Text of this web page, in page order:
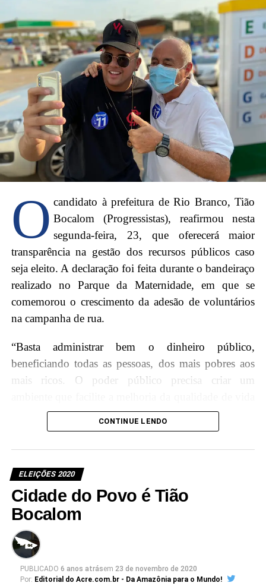
O candidato à prefeitura de Rio Branco, Tião
Bocalom (Progressistas), reafirmou nesta
segunda-feira, 23, que oferecerá maior
transparência na gestão dos recursos públicos caso
seja eleito. A declaração foi feita durante o bandeiraço
realizado no Parque da Maternidade, em que se
comemorou o crescimento da adesão de voluntários
na campanha de rua.
“Basta administrar bem o dinheiro público,
beneficiando todas as pessoas, dos mais pobres aos
mais ricos. O poder público precisa criar um
do nosso povo. Poderemos contar com nossos três
senadores: Petecão, Mailza, Márcio Bittar e mais os
deputados que irão nos ajudar, tenho certeza”,
CONTINUE LENDO
ELEIÇÕES 2020
Cidade do Povo é Tião
Bocalom
PUBLICADO 6 anos atrásem 23 de novembro de 2020
Por: Editorial do Acre.com.br - Da Amazônia para o Mundo!